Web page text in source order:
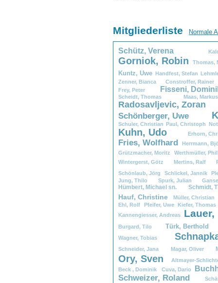
Mitgliederliste Normale
Schütz, Verena
Gorniok, Robin Thomas,
Kuntz, Uwe Handfest, Stefan
Zenner, BiancaConstroffer, .
Frey, Peter Fisseni,.
Scheidt, ThomasMaas, .
Radosavljevic, Zoran
Schönberger, Uwe
Schuler, ChristianPaul, .Christoph
Kuhn, Udo Erhorn,.
Fries, Wolfhard Herrmann,
Grützmacher, Moritz Werthmüller,.
Wintergerst, Götz Mertins, Ralf
Schönlaub, Jörg Schlickel, Jannik
Jung, Thilo Spurk,. Julian
Hümbert, Michael sn. Schmidt,
Hauf, ChristineMüller, .
Ehl, Rolf Pfeifer,. UweKiefer, .
Kannengiesser, Andreas Lauer,
Burgard, Tilo Türk,
Wagner, Tobias
Schneider, Jana Magar,. Oliver
Ory, Sven
Altmayer-
Beck , Dominik Cuva,. Dario
Schweizer, Roland